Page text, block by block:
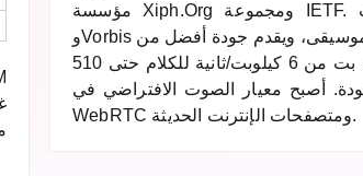
مؤسسة Xiph.Org ومجموعة IETF. يجمع بين قدرات Speex للكلام
وVorbis للموسيقى، ويقدم جودة أفضل من MP3 وAAC وOgg Vorbis عند
نفس معدلات البت. يدعم معدلات بت من 6 كيلوبت/ثانية للكلام حتى 510
أصبح معيار الصوت الافتراضي في
WebRTC ومتصفحات الإنترنت الحديثة.